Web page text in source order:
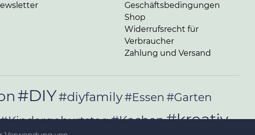
Geschäftsbedingungen
Shop
Widerrufsrecht für
Verbraucher
Zahlung und Versand
#DIY#diyfamily#Essen #Garten
#Kindergeburtstag#Kochen#kreativ